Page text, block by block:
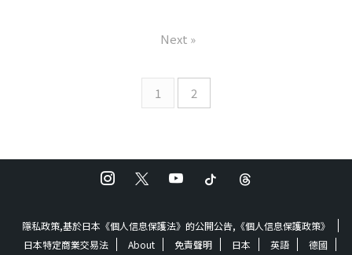
（日語） App ...
JOENYArranger: JOENY, 五十
CreativeWorks 歌詞來自這裡
1 2
Next »
隱私政策,基於日本《個人信息保護法》的公開公告,《個人信息保護政策》
日本特定商業交易法
About 免責聲明 日本 英語
德國